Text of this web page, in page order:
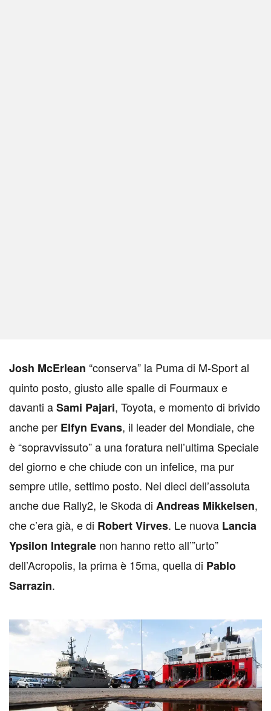
Josh McErlean “conserva” la Puma di M-Sport al
quinto posto, giusto alle spalle di Fourmaux e
davanti aSami Pajari, Toyota, e momento di brivido
anche per Elfyn Evans, il leader del Mondiale, che
è “sopravvissuto” a una foratura nell’ultima Speciale
del giorno e che chiude con un infelice, ma pur
sempre utile, settimo posto. Nei dieci dell’assoluta
anche due Rally2, le Skoda di Andreas Mikkelsen,
che c’era già, e di Robert Virves. Le nuova Lancia
Ypsilon Integrale non hanno retto all’”urto”
dell’Acropolis, la prima è 15ma, quella di Pablo
Sarrazin.